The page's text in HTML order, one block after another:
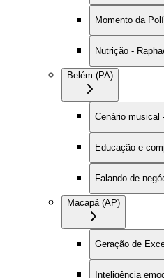
Momento da
Nutrição -
Belém (PA)
Cenário musical
Educação e
Falando de
Macapá (AP)
Geração de
Inteligência